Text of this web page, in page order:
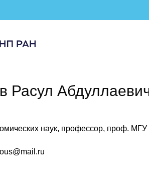
Расул
наук, профессор, проф.